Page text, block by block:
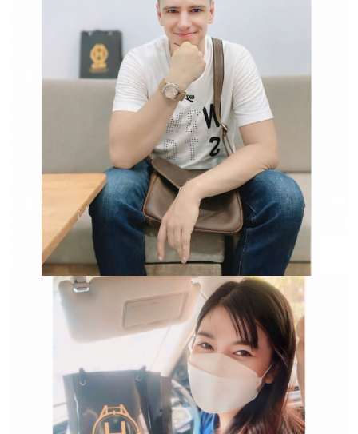
Hwatch Chuyên Nhập khẩu Và Phân Phối Các Loại
Đồng Hồ Chính Hãng
Trường hợp không chấp
nhận đổi hoặc trả sản
phẩm: